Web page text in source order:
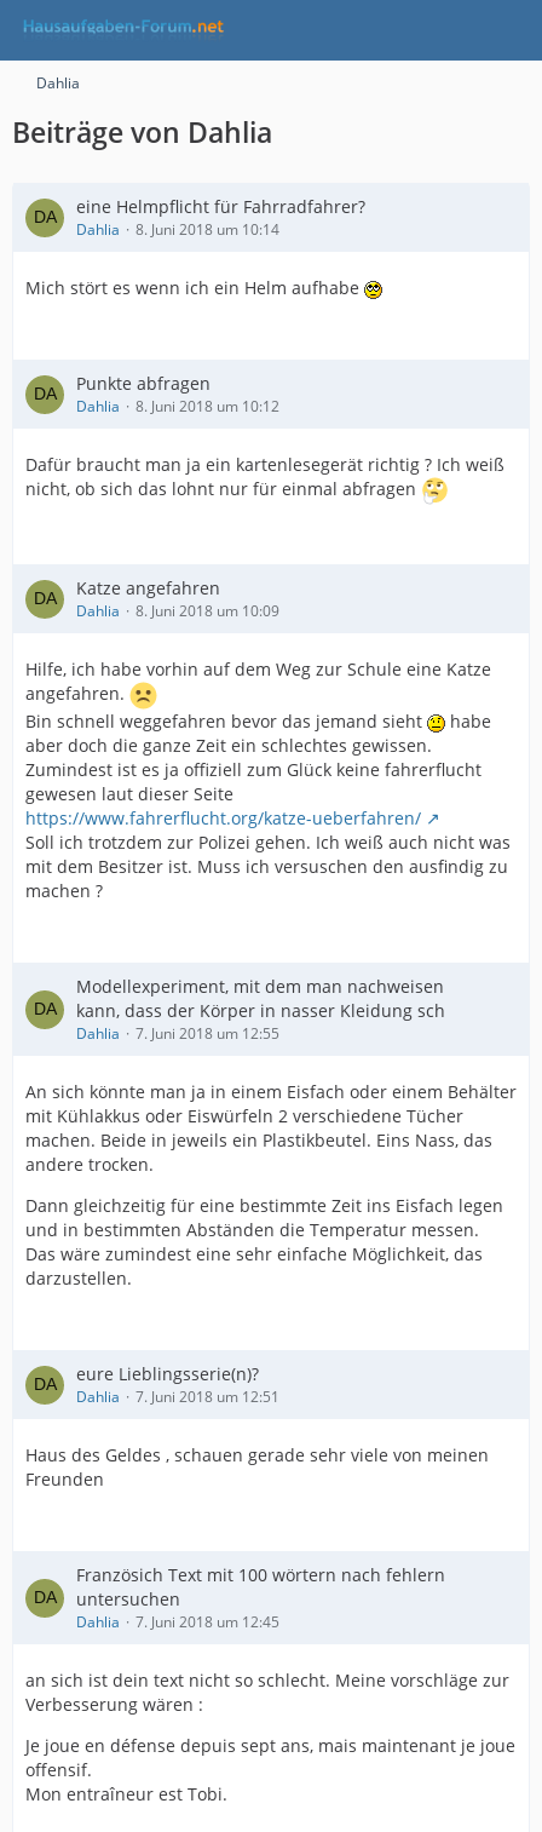
Dahlia
Beiträge von Dahlia
eine Helmpflicht für Fahrradfahrer?
Dahlia 8. Juni 2018 um 10:14
Mich stört es wenn ich ein Helm aufhabe
Punkte abfragen
Dahlia 8. Juni 2018 um 10:12
Dafür braucht man ja ein kartenlesegerät richtig ? Ich weiß
nicht, ob sich das lohnt nur für einmal abfragen
Katze angefahren
Dahlia 8. Juni 2018 um 10:09
Hilfe, ich habe vorhin auf dem Weg zur Schule eine Katze
angefahren.
Bin schnell weggefahren bevor das jemand sieht
habe
aber doch die ganze Zeit ein schlechtes gewissen.
Zumindest ist es ja offiziell zum Glück keine fahrerflucht
gewesen laut dieser Seite
https://www.fahrerflucht.org/katze-ueberfahren/
Soll ich trotzdem zur Polizei gehen. Ich weiß auch nicht was
mit dem Besitzer ist. Muss ich versuschen den ausfindig zu
machen ?
Modellexperiment, mit dem man nachweisen
kann, dass der Körper in nasser Kleidung sch
Dahlia 7. Juni 2018 um 12:55
An sich könnte man ja in einem Eisfach oder einem Behälter
mit Kühlakkus oder Eiswürfeln 2 verschiedene Tücher
machen. Beide in jeweils ein Plastikbeutel. Eins Nass, das
andere trocken.
Dann gleichzeitig für eine bestimmte Zeit ins Eisfach legen
und in bestimmten Abständen die Temperatur messen.
Das wäre zumindest eine sehr einfache Möglichkeit, das
darzustellen.
eure Lieblingsserie(n)?
Dahlia 7. Juni 2018 um 12:51
Haus des Geldes , schauen gerade sehr viele von meinen
Freunden
Französich Text mit 100 wörtern nach fehlern
untersuchen
Dahlia 7. Juni 2018 um 12:45
an sich ist dein text nicht so schlecht. Meine vorschläge zur
Verbesserung wären :
Je joue en défense depuis sept ans, mais maintenant je joue
offensif.
Mon entraîneur est Tobi.